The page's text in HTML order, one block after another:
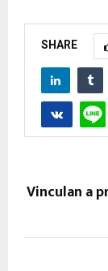
SHARE
Vinculan a